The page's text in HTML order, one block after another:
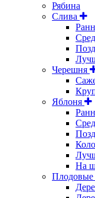
Рябина
Слива
Черешня
Яблоня
На
Плодовые